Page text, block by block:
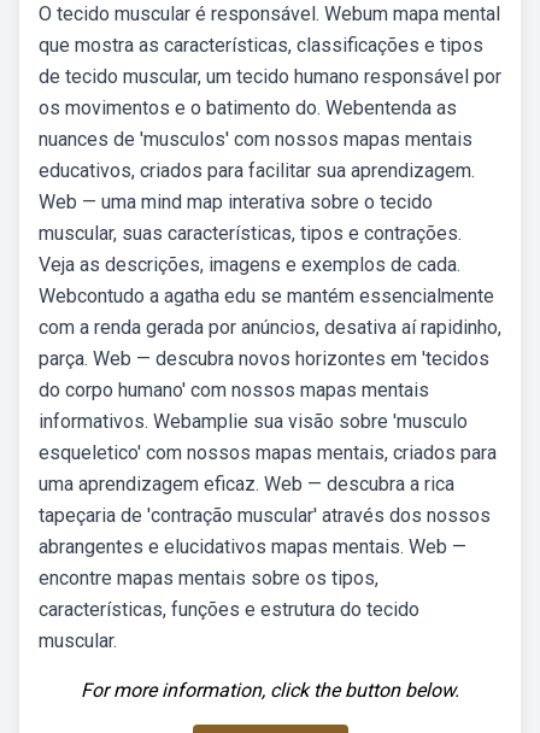
O tecido muscular é responsável. Webum mapa mental
que mostra as características, classificações e tipos
de tecido muscular, um tecido humano responsável por
os movimentos e o batimento do. Webentenda as
nuances de 'musculos' com nossos mapas mentais
educativos, criados para facilitar sua aprendizagem.
Web — uma mind map interativa sobre o tecido
muscular, suas características, tipos e contrações.
Veja as descrições, imagens e exemplos de cada.
Webcontudo a agatha edu se mantém essencialmente
com a renda gerada por anúncios, desativa aí rapidinho,
parça. Web — descubra novos horizontes em 'tecidos
do corpo humano' com nossos mapas mentais
informativos. Webamplie sua visão sobre 'musculo
esqueletico' com nossos mapas mentais, criados para
uma aprendizagem eficaz. Web — descubra a rica
tapeçaria de 'contração muscular' através dos nossos
abrangentes e elucidativos mapas mentais. Web —
encontre mapas mentais sobre os tipos,
características, funções e estrutura do tecido
muscular.
For more information, click the button below.